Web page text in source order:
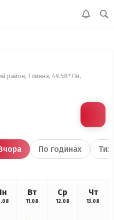
район, Глинна, 49.58°Пн,
По годинах
Вт
11.08
Ср
12.08
Чт
13.08